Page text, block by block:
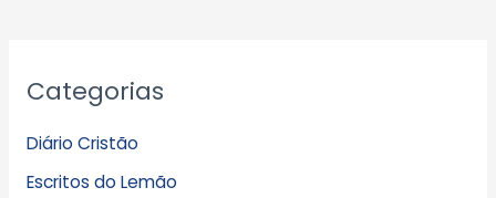
Categorias
Diário Cristão
Escritos do Lemão
r
i